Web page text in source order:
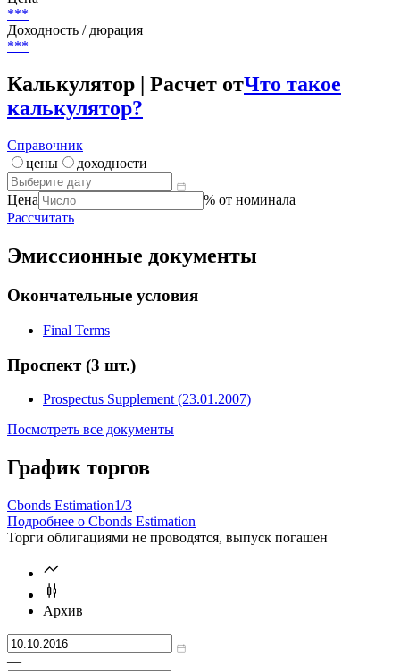
***
Доходность / дюрация
***
Калькулятор | Расчет отЧто такое
калькулятор?
Справочник
цены
доходности
Цена
% от номинала
Рассчитать
Эмиссионные документы
Окончательные условия
Final Terms
Проспект (3 шт.)
Prospectus Supplement (23.01.2007)
Посмотреть все документы
График торгов
Cbonds Estimation1/3
Подробнее о Cbonds Estimation
Торги облигациями не проводятся, выпуск погашен
Архив
—